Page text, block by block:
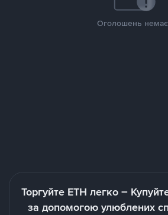
Оголошень немає
Торгуйте ETH легко –
за допомогою улюблених